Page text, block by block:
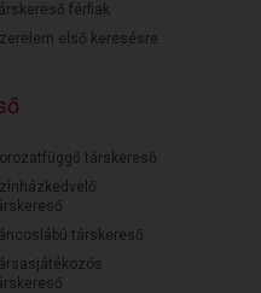
férfiak
első keresésre
társkereső
társkereső